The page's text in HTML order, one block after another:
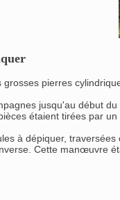
grosses pierres
jusqu'au début
étaient tirées par
à dépiquer,
Cette manœuvre